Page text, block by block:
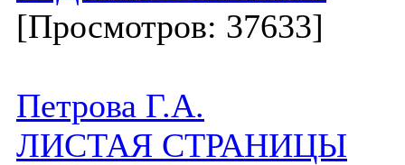
[Просмотров: 37633]
Петрова Г.А.
ЛИСТАЯ СТРАНИЦЫ